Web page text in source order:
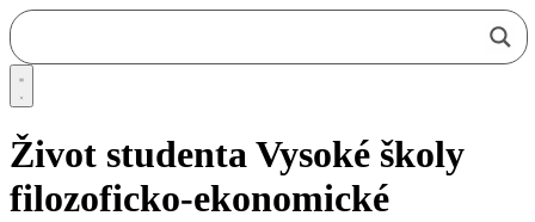
Život studenta Vysoké školy
filozoficko-ekonomické